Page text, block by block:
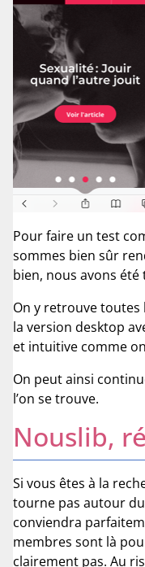
Pour faire un test
sommes bien sûr
bien, nous avons
On y retrouve
la version desktop
et intuitive comme
On peut ainsi
l’on se trouve.
Nouslib,
Si vous êtes à la
tourne pas autour
conviendra
membres sont là
clairement pas. Au